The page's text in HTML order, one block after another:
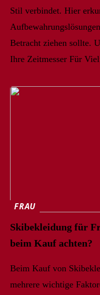
Stil verbindet. Hier
Betracht ziehen sollte.
Ihre Zeitmesser Für
FRAU
Skibekleidung für
beim Kauf achten?
Beim Kauf von
mehrere wichtige